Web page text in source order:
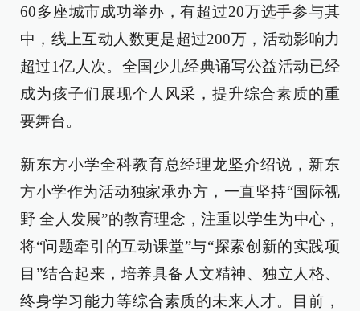
60多座城市成功举办，有超过20万选手参与其
中，线上互动人数更是超过200万，活动影响力
超过1亿人次。全国少儿经典诵写公益活动已经
成为孩子们展现个人风采，提升综合素质的重
要舞台。
新东方小学全科教育总经理龙坚介绍说，新东
方小学作为活动独家承办方，一直坚持“国际视
野 全人发展”的教育理念，注重以学生为中心，
将“问题牵引的互动课堂”与“探索创新的实践项
目”结合起来，培养具备人文精神、独立人格、
终身学习能力等综合素质的未来人才。目前，